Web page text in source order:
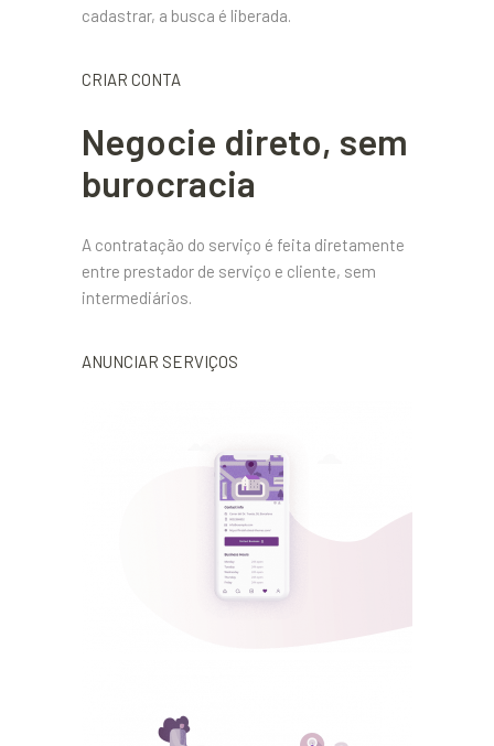
cadastrar, a busca é liberada.
CRIAR CONTA
Negocie direto, sem
burocracia
A contratação do serviço é feita diretamente
entre prestador de serviço e cliente, sem
intermediários.
ANUNCIAR SERVIÇOS